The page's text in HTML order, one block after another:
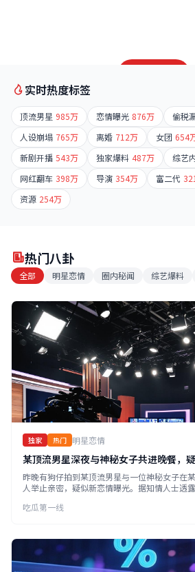
实时热度标签
顶流男星 985万 恋情曝光 876万 偷税
人设崩塌 765万 离婚 712万 女团 654
新剧开播 543万 独家爆料 487万 综艺
网红翻车 398万 导演 354万 富二代
资源 254万
热门八卦
全部 明星恋情 圈内秘闻 综艺爆料
独家 热门 明星恋情
某顶流男星深夜与神秘女子共进晚餐，
昨晚有狗仔拍到某顶流男星与一位神秘女子在
人举止亲密，疑似新恋情曝光。据知情人士透
吃瓜第一线